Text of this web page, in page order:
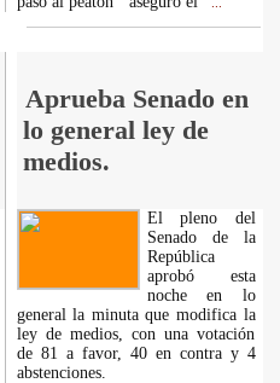
Aprueba Senado en
lo general ley de
medios.
El pleno del
Senado de la
República
aprobó esta
noche en lo
general la minuta que modifica la
ley de medios, con una votación
de 81 a favor, 40 en contra y 4
abstenciones.